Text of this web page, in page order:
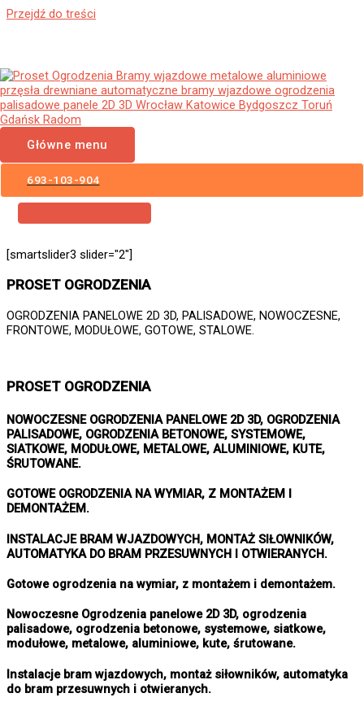
Przejdź do treści
Główne menu
693-103-904
Ogrodzenia Panelowe
Wodzisław Śląski Płoty
Panelowe 3D 2D Panele
Ogrodzeniowe
[smartslider3 slider="2"]
PROSET OGRODZENIA
OGRODZENIA PANELOWE 2D 3D, PALISADOWE, NOWOCZESNE,
FRONTOWE, MODUŁOWE, GOTOWE, STALOWE.
PROSET OGRODZENIA
NOWOCZESNE OGRODZENIA PANELOWE 2D 3D, OGRODZENIA
PALISADOWE, OGRODZENIA BETONOWE, SYSTEMOWE,
SIATKOWE, MODUŁOWE, METALOWE, ALUMINIOWE, KUTE,
ŚRUTOWANE.
GOTOWE OGRODZENIA NA WYMIAR, Z MONTAŻEM I
DEMONTAŻEM.
INSTALACJE BRAM WJAZDOWYCH, MONTAŻ SIŁOWNIKÓW,
AUTOMATYKA DO BRAM PRZESUWNYCH I OTWIERANYCH.
Gotowe ogrodzenia na wymiar, z montażem i demontażem.
Nowoczesne Ogrodzenia panelowe 2D 3D, ogrodzenia
palisadowe, ogrodzenia betonowe, systemowe, siatkowe,
modułowe, metalowe, aluminiowe, kute, śrutowane.
Instalacje bram wjazdowych, montaż siłowników, automatyka
do bram przesuwnych i otwieranych.